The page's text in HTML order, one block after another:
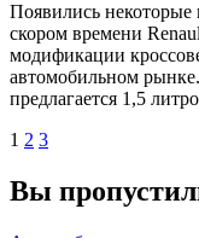
Появились некоторые подробности о Renault Duster 2019. В
скором времени
модификации
автомобильном
предлагается 1,5
Пагинация
записей
1 2 3
Вы